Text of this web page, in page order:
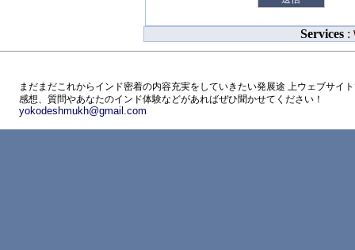
Services :
まだまだこれからインド密着の内容充実をしていきたい発展途 上ウェブサイ
感想、質問やあなたのインド体験などがあればぜひ聞かせてください！
yokodeshmukh@gmail.com